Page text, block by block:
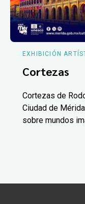
EXHIBICIÓN
Cortezas
Cortezas de
Ciudad de
sobre mundos